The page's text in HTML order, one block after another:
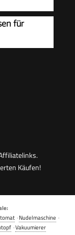
für
Käufen!
·Nudelmaschine ·
·Vakuumierer